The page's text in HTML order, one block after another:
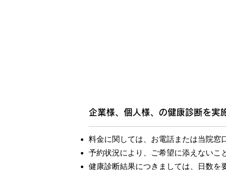
企業様、個人様、の健康診断を実
料金に関しては、お電話または当院窓
予約状況により、ご希望に添えないこ
健康診断結果につきましては、日数を